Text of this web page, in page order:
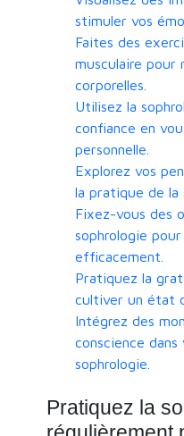
stimuler vos
Faites des
musculaire pour
corporelles.
Utilisez la
confiance en
personnelle.
Explorez vos
la pratique de la
Fixez-vous des
sophrologie
efficacement.
Pratiquez la
cultiver un état
Intégrez des
conscience
sophrologie.
Pratiquez la